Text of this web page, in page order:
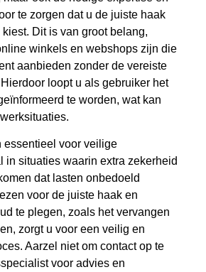
te zorgen dat u de juiste haak
Dit is van groot belang,
winkels en webshops zijn die
aanbieden zonder de vereiste
loopt u als gebruiker het
te worden, wat kan
essentieel voor veilige
in situaties waarin extra zekerheid
dat lasten onbedoeld
voor de juiste haak en
te plegen, zoals het vervangen
zorgt u voor een veilig en
Aarzel niet om contact op te
voor advies en